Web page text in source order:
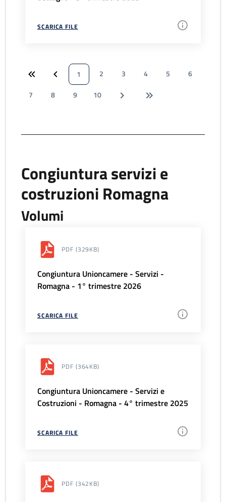
SCARICA FILE
1 2 3 4 5
6
7
8 9 10
Congiuntura servizi e
costruzioni Romagna
Volumi
PDF (329KB)
Congiuntura Unioncamere - Servizi -
Romagna - 1° trimestre 2026
SCARICA FILE
PDF (364KB)
Congiuntura Unioncamere - Servizi e
Costruzioni - Romagna - 4° trimestre 2025
SCARICA FILE
PDF (342KB)